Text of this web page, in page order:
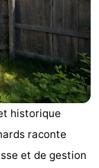
historique
raconte
et de gestion